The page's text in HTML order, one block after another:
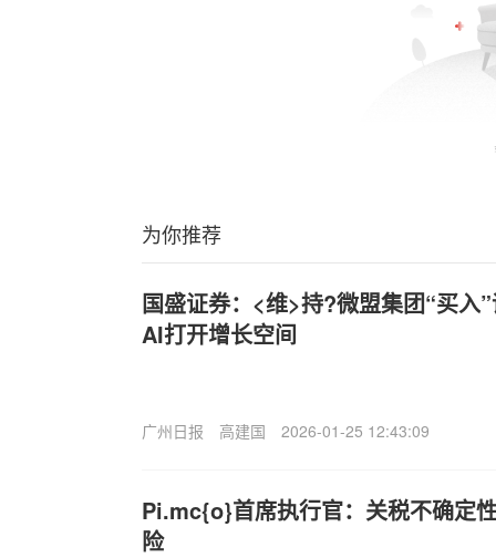
为你推荐
国盛证券：<维>持?微盟集团“买入
AI打开增长空间
广州日报 高建国 2026-01-25 12:43:09
Pi.mc{o}首席执行官：关税不确定
险